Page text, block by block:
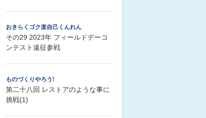
おきらくゴク楽自己くんれん
その29 2023年 フィールドデーコ
ンテスト遠征参戦
ものづくりやろう!
第二十八回 レストアのような事に
挑戦(1)